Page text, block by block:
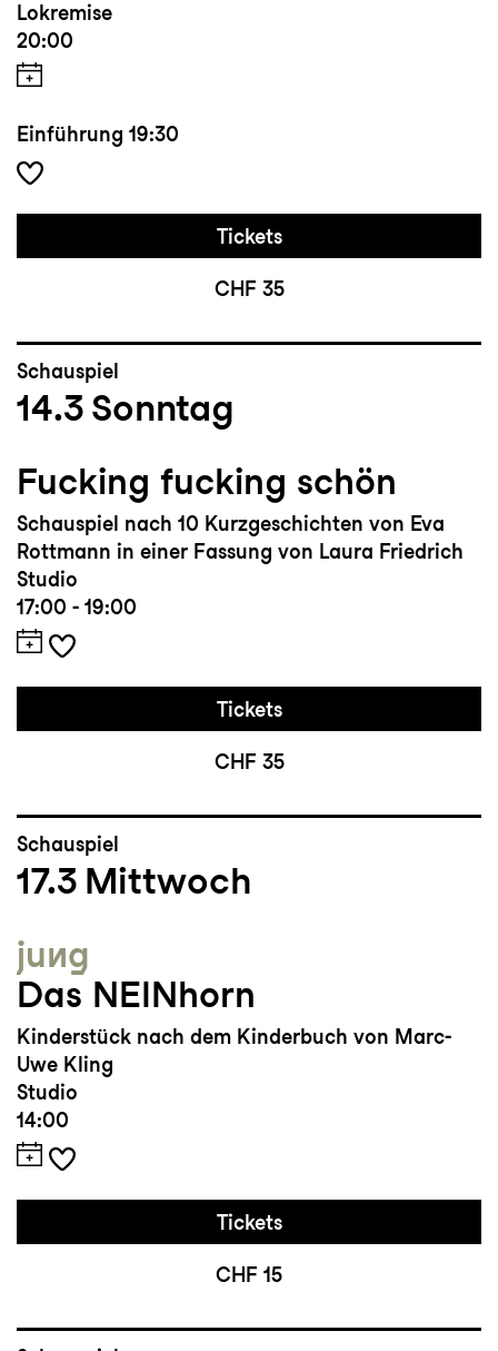
Lokremise
20:00
Einführung 19:30
Tickets
CHF 35
Schauspiel
14.3 Sonntag
Fucking fucking schön
Schauspiel nach 10 Kurzgeschichten von Eva
Rottmann in einer Fassung von Laura Friedrich
Studio
17:00 - 19:00
Tickets
CHF 35
Schauspiel
17.3 Mittwoch
jung
Das NEINhorn
Kinderstück nach dem Kinderbuch von Marc-
Uwe Kling
Studio
14:00
Tickets
CHF 15